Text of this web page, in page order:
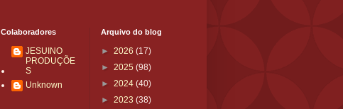
Colaboradores
JESUINO
PRODUÇÕE
S
Unknown
Arquivo do blog
► 2026 (17)
► 2025 (98)
► 2024 (40)
► 2023 (38)